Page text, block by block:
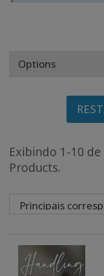
Exibir
tópicos
Ver
autores
Produtos
por
idioma
Options
Exibindo 1-10
Products.